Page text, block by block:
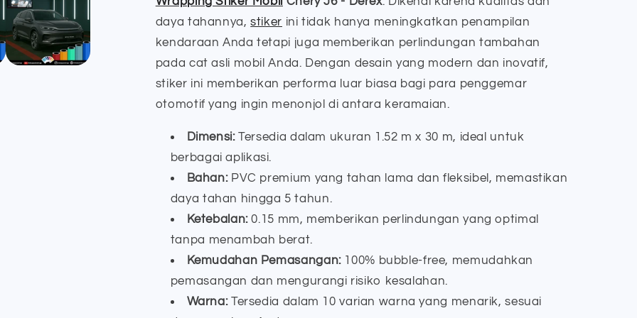
daya tahannya,stiker ini tidak hanya meningkatkan penampilan
kendaraan Anda tetapi juga memberikan perlindungan tambahan
pada cat asli mobil Anda. Dengan desain yang modern dan inovatif,
stiker ini memberikan performa luar biasa bagi para penggemar
otomotif yang ingin menonjol di antara keramaian.
Dimensi:Tersedia dalam ukuran 1.52 m x 30 m, ideal untuk
berbagai aplikasi.
Bahan:PVC premium yang tahan lama dan fleksibel, memastikan
daya tahan hingga 5 tahun.
Ketebalan:0.15 mm, memberikan perlindungan yang optimal
tanpa menambah berat.
Kemudahan Pemasangan:100% bubble-free, memudahkan
pemasangan dan mengurangi risiko kesalahan.
Warna:Tersedia dalam 10 varian warna yang menarik, sesuai